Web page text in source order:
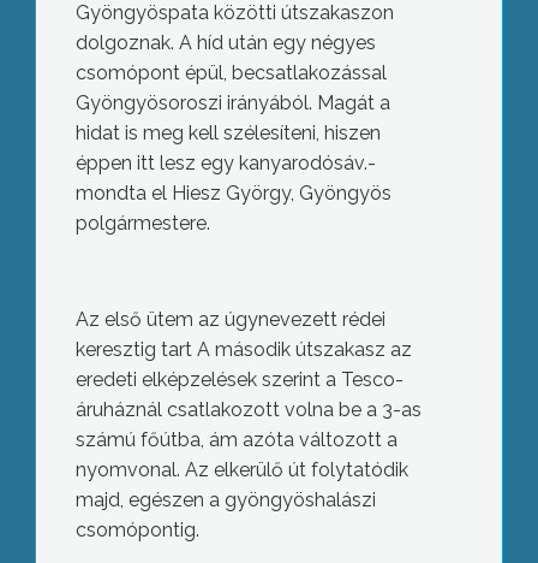
Gyöngyöspata közötti útszakaszon
dolgoznak. A híd után egy négyes
csomópont épül, becsatlakozással
Gyöngyösoroszi irányából. Magát a
hidat is meg kell szélesíteni, hiszen
éppen itt lesz egy kanyarodósáv.-
mondta el Hiesz György, Gyöngyös
polgármestere.
Az első ütem az úgynevezett rédei
keresztig tart A második útszakasz az
eredeti elképzelések szerint a Tesco-
áruháznál csatlakozott volna be a 3-as
számú főútba, ám azóta változott a
nyomvonal. Az elkerülő út folytatódik
majd, egészen a gyöngyöshalászi
csomópontig.